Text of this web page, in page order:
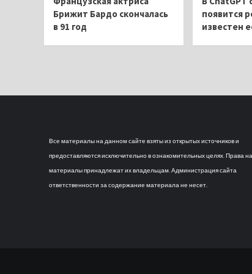
Брижит Бардо скончалась
в 91 год
появится
известен
Все материалы на данном сайте взяты из открытых источников и
предоставляются исключительно в ознакомительных целях. Права на
материалы принадлежат их владельцам. Администрация сайта
ответственности за содержание материала не несет.